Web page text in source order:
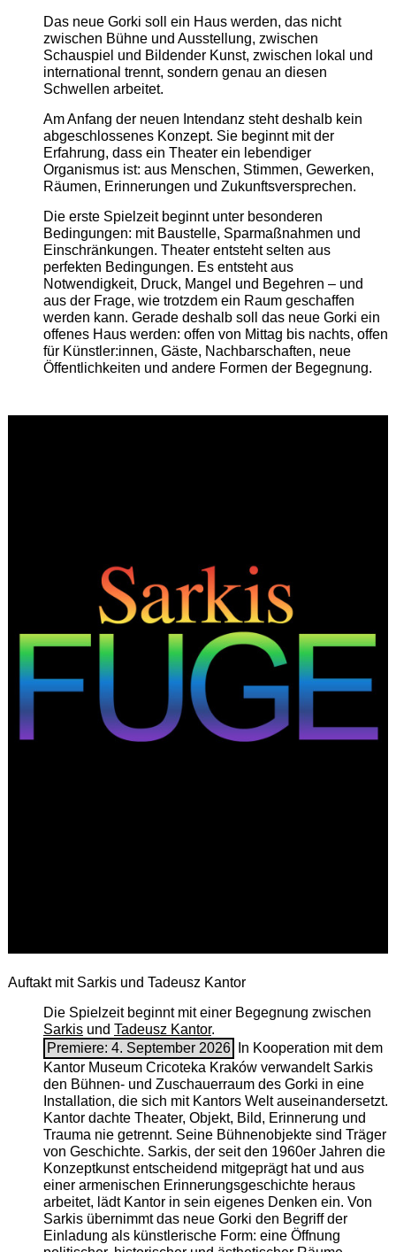
Das neue Gorki soll ein Haus werden, das nicht
zwischen Bühne und Ausstellung, zwischen
Schauspiel und Bildender Kunst, zwischen lokal und
international trennt, sondern genau an diesen
Schwellen arbeitet.
Am Anfang der neuen Intendanz steht deshalb kein
abgeschlossenes Konzept. Sie beginnt mit der
Erfahrung, dass ein Theater ein lebendiger
Organismus ist: aus Menschen, Stimmen, Gewerken,
Räumen, Erinnerungen und Zukunftsversprechen.
Die erste Spielzeit beginnt unter besonderen
Bedingungen: mit Baustelle, Sparmaßnahmen und
Einschränkungen. Theater entsteht selten aus
perfekten Bedingungen. Es entsteht aus
Notwendigkeit, Druck, Mangel und Begehren – und
aus der Frage, wie trotzdem ein Raum geschaffen
werden kann. Gerade deshalb soll das neue Gorki ein
offenes Haus werden: offen von Mittag bis nachts, offen
für Künstler:innen, Gäste, Nachbarschaften, neue
Öffentlichkeiten und andere Formen der Begegnung.
Auftakt mit Sarkis und Tadeusz Kantor
Die Spielzeit beginnt mit einer Begegnung zwischen
Sarkisund Tadeusz Kantor.
Premiere: 4. September 2026
In Kooperation mit dem
Kantor Museum Cricoteka Kraków verwandelt Sarkis
den Bühnen- und Zuschauerraum des Gorki in eine
Installation, die sich mit Kantors Welt auseinandersetzt.
Kantor dachte Theater, Objekt, Bild, Erinnerung und
Trauma nie getrennt. Seine Bühnenobjekte sind Träger
von Geschichte. Sarkis, der seit den 1960er Jahren die
Konzeptkunst entscheidend mitgeprägt hat und aus
einer armenischen ­Erinnerungsgeschichte heraus
arbeitet, lädt Kantor in sein eigenes Denken ein. Von
Sarkis übernimmt das neue Gorki den Begriff der
Einladung als künstlerische Form: eine Öffnung